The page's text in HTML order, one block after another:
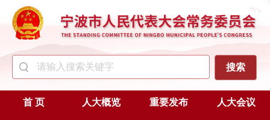
首 页 人大概览 重要发布 人大会议